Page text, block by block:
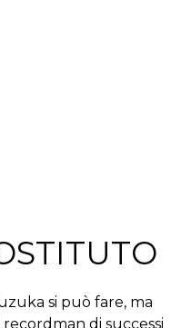
si può fare, ma
di successi